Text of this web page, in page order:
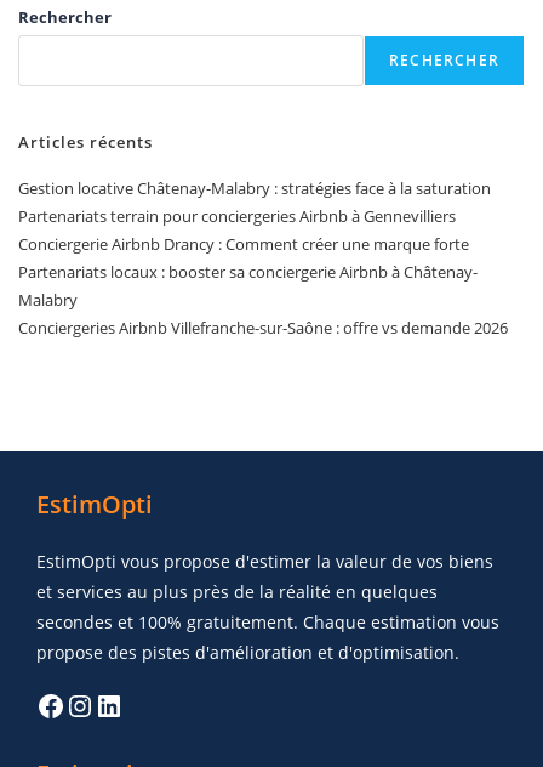
Rechercher
RECHERCHER
Articles récents
Gestion locative Châtenay-Malabry : stratégies face à la saturation
Partenariats terrain pour conciergeries Airbnb à Gennevilliers
Conciergerie Airbnb Drancy : Comment créer une marque forte
Partenariats locaux : booster sa conciergerie Airbnb à Châtenay-
Malabry
Conciergeries Airbnb Villefranche-sur-Saône : offre vs demande 2026
EstimOpti
EstimOpti vous propose d'estimer la valeur de vos biens
et services au plus près de la réalité en quelques
secondes et 100% gratuitement. Chaque estimation vous
propose des pistes d'amélioration et d'optimisation.